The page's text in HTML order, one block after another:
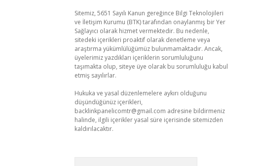
Sitemiz, 5651 Sayılı Kanun gereğince Bilgi Teknolojileri
ve İletişim Kurumu (BTK) tarafından onaylanmış bir Yer
Sağlayıcı olarak hizmet vermektedir. Bu nedenle,
sitedeki içerikleri proaktif olarak denetleme veya
araştırma yükümlülüğümüz bulunmamaktadır. Ancak,
üyelerimiz yazdıkları içeriklerin sorumluluğunu
taşımakta olup, siteye üye olarak bu sorumluluğu kabul
etmiş sayılırlar.
Hukuka ve yasal düzenlemelere aykırı olduğunu
düşündüğünüz içerikleri,
backlinkpanelicomtr@gmail.com adresine bildirmeniz
halinde, ilgili içerikler yasal süre içerisinde sitemizden
kaldırılacaktır.